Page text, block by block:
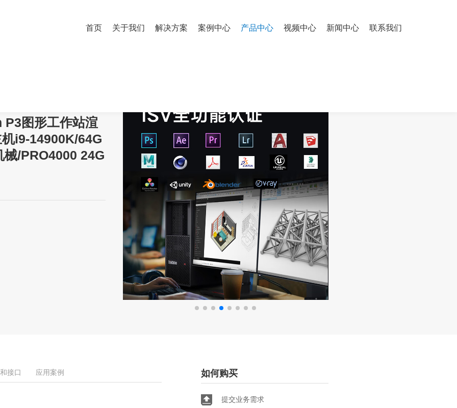
首页 关于我们 解决方案 案例中心 产品中心 视频中心 新闻中心 联系我们
图形工作站渲
i9-14900K/64G
/PRO4000 24G
接口 应用案例 如何购买
提交业务需求